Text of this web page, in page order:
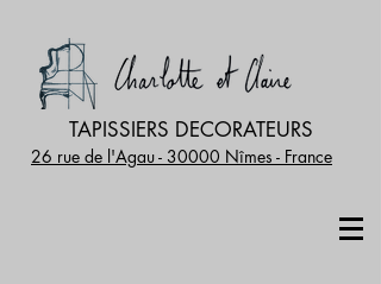
TAPISSIERS DECORATEURS
26 rue de l'Agau - 30000 Nîmes - France